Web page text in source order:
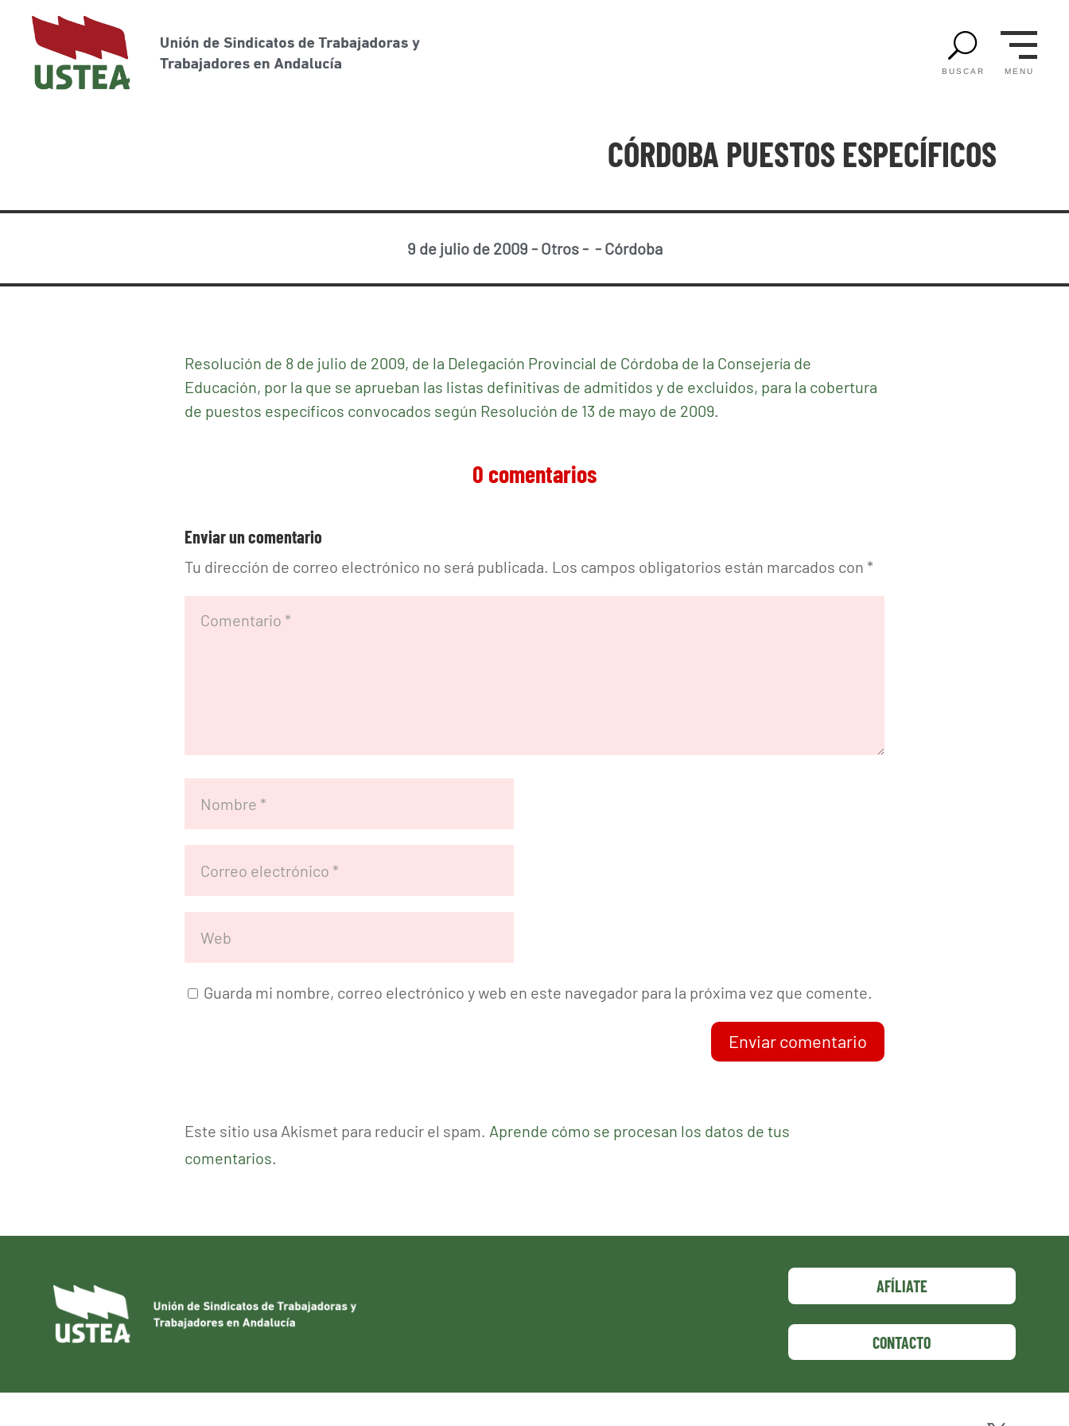
U
BUSCAR MENU
CÓRDOBA PUESTOS ESPECÍFICOS
9 de julio de 2009 - Otros- - Córdoba
Resolución de 8 de julio de 2009, de la Delegación Provincial de Córdoba de la Consejería de
Educación, por la que se aprueban las listas definitivas de admitidos y de excluidos, para la cobertura
de puestos específicos convocados según Resolución de 13 de mayo de 2009.
0 comentarios
Enviar un comentario
Tu dirección de correo electrónico no será publicada. Los campos obligatorios están marcados con *
Guarda mi nombre, correo electrónico y web en este navegador para la próxima vez que comente.
Enviar comentario
Este sitio usa Akismet para reducir el spam. Aprende cómo se procesan los datos de tus
comentarios.
AFÍLIATE
CONTACTO